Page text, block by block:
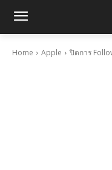
Home Apple ปิดการ